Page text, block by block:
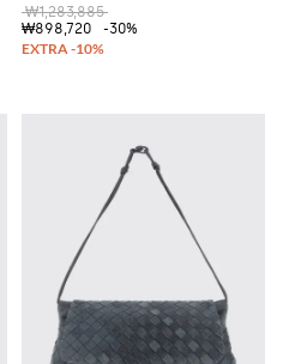
₩1,283,885
₩898,720
-30%